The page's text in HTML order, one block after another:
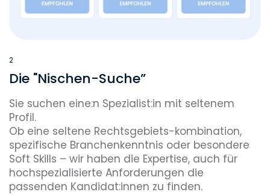
2
Die "Nischen-Suche”
Sie suchen eine:n Spezialist:in mit seltenem
Profil.
Ob eine seltene Rechtsgebiets-kombination,
spezifische Branchenkenntnis oder besondere
Soft Skills – wir haben die Expertise, auch für
hochspezialisierte Anforderungen die
passenden Kandidat:innen zu finden.